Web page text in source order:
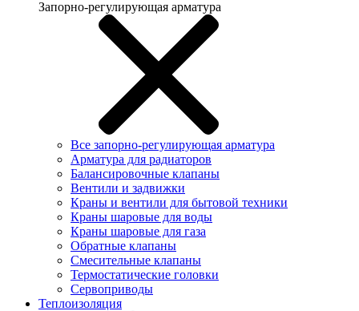
Запорно-регулирующая арматура
Все запорно-регулирующая арматура
Арматура для радиаторов
Балансировочные клапаны
Вентили и задвижки
Краны и вентили для бытовой техники
Краны шаровые для воды
Краны шаровые для газа
Обратные клапаны
Смесительные клапаны
Термостатические головки
Сервоприводы
Теплоизоляция